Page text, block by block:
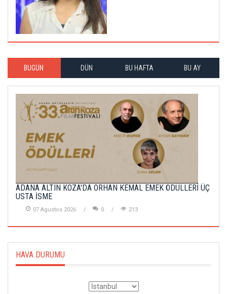
BUGÜN DÜN BU HAFTA BU AY
ADANA ALTIN KOZA'DA ORHAN KEMAL EMEK ÖDÜLLERİ ÜÇ
USTA İSME
07 Agustos 2026 0 213
HAVA DURUMU